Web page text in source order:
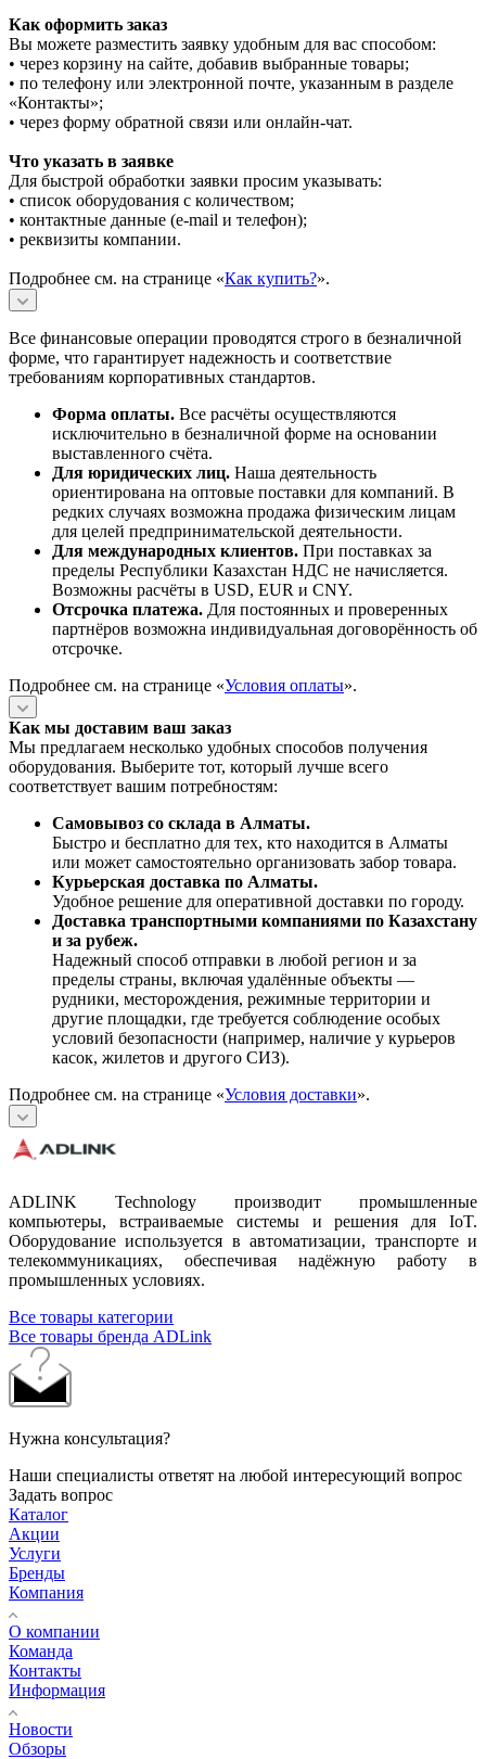
Как оформить заказ
Вы можете разместить заявку удобным для вас способом:
• через корзину на сайте, добавив выбранные товары;
• по телефону или электронной почте, указанным в разделе
«Контакты»;
• через форму обратной связи или онлайн-чат.
Что указать в заявке
Для быстрой обработки заявки просим указывать:
• список оборудования с количеством;
• контактные данные (e-mail и телефон);
• реквизиты компании.
Подробнее см. на странице «Как купить?».
Все финансовые операции проводятся строго в безналичной
форме, что гарантирует надежность и соответствие
требованиям корпоративных стандартов.
Форма оплаты. Все расчёты осуществляются
исключительно в безналичной форме на основании
выставленного счёта.
Для юридических лиц. Наша деятельность
ориентирована на оптовые поставки для компаний. В
редких случаях возможна продажа физическим лицам
для целей предпринимательской деятельности.
Для международных клиентов. При поставках за
пределы Республики Казахстан НДС не начисляется.
Возможны расчёты в USD, EUR и CNY.
Отсрочка платежа. Для постоянных и проверенных
партнёров возможна индивидуальная договорённость об
отсрочке.
Подробнее см. на странице «Условия оплаты».
Как мы доставим ваш заказ
Мы предлагаем несколько удобных способов получения
оборудования. Выберите тот, который лучше всего
соответствует вашим потребностям:
Самовывоз со склада в Алматы.
Быстро и бесплатно для тех, кто находится в Алматы
или может самостоятельно организовать забор товара.
Курьерская доставка по Алматы.
Удобное решение для оперативной доставки по городу.
Доставка транспортными компаниями по Казахстану
и за рубеж.
Надежный способ отправки в любой регион и за
пределы страны, включая удалённые объекты —
рудники, месторождения, режимные территории и
другие площадки, где требуется соблюдение особых
условий безопасности (например, наличие у курьеров
касок, жилетов и другого СИЗ).
Подробнее см. на странице «Условия доставки».
ADLINK Technology производит промышленные
компьютеры, встраиваемые системы и решения для IoT.
Оборудование используется в автоматизации, транспорте и
телекоммуникациях, обеспечивая надёжную работу в
промышленных условиях.
Все товары категории
Все товары бренда ADLink
Нужна консультация?
Наши специалисты ответят на любой интересующий вопрос
Задать вопрос
Каталог
Акции
Услуги
Бренды
Компания
О компании
Команда
Контакты
Информация
Новости
Обзоры